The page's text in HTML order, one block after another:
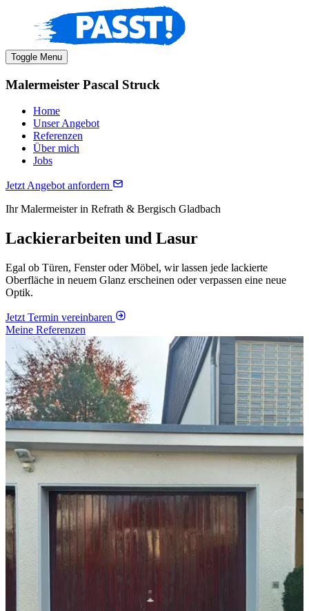
Toggle Menu
Malermeister Pascal Struck
Home
Unser Angebot
Referenzen
Über mich
Jobs
Jetzt Angebot anfordern
Ihr Malermeister in Refrath & Bergisch Gladbach
Lackierarbeiten und Lasur
Egal ob Türen, Fenster oder Möbel, wir lassen jede lackierte
Oberfläche in neuem Glanz erscheinen oder verpassen eine neue
Optik.
Jetzt Termin vereinbaren
Meine Referenzen